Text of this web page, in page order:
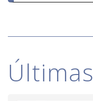
Últimas